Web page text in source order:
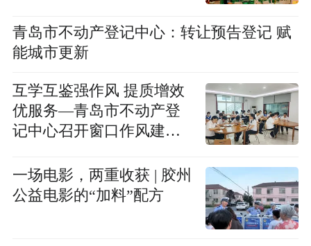
青岛市不动产登记中心：转让预告登记 赋
能城市更新
互学互鉴强作风 提质增效
优服务—青岛市不动产登
记中心召开窗口作风建设
一场电影，两重收获 | 胶州
公益电影的“加料”配方